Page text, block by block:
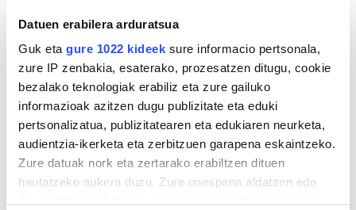
Datuen erabilera arduratsua
Guk eta gure 1022 kideek sure informacio pertsonala,
zure IP zenbakia, esaterako, prozesatzen ditugu, cookie
bezalako teknologiak erabiliz eta zure gailuko
informazioak azitzen dugu publizitate eta eduki
pertsonalizatua, publizitatearen eta edukiaren neurketa,
audientzia-ikerketa eta zerbitzuen garapena eskaintzeko.
Zure datuak nork eta zertarako erabiltzen dituen
hautatzeko aukera duzu. Zure onespena aldatzen edo